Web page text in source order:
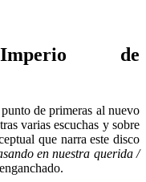
de
de primeras al nuevo
varias escuchas y sobre
que narra este disco
en nuestra querida /